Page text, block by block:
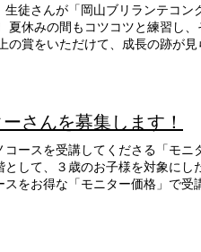
徒さんが「岡山ブリランテコ
夏休みの間もコツコツと練習し
の賞をいただけて、成長の跡が
さんを募集します！
ースを受講してくださる「モ
として、３歳のお子様を対象に
をお得な「モニター価格」で